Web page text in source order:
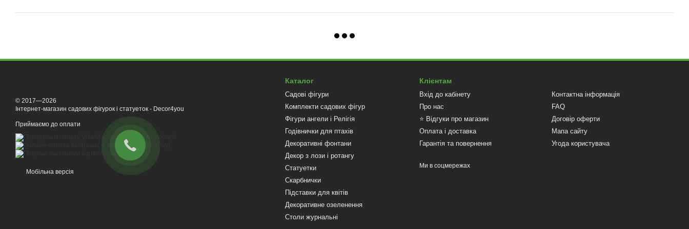
© 2017—2026
Інтернет-магазин садових фігурок і статуеток - Decor4you
Приймаємо до оплати
Мобільна версія
Каталог
Садові фігури
Комплекти садових фігур
Фігури ангели і Релігія
Годівнички для птахів
Декоративні фонтани
Декор з лози і ротангу
Статуетки
Скарбнички
Підставки для квітів
Декоративне озеленення
Столи журнальні
Клієнтам
Вхід до кабінету
Про нас
⭐ Відгуки про магазин
Оплата і доставка
Гарантія та повернення
Контактна інформація
FAQ
Договір оферти
Мапа сайту
Угода користувача
Ми в соцмережах